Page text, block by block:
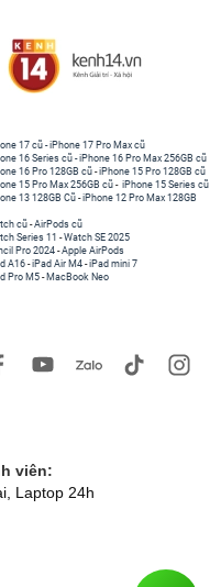
17 cũ-iPhone 17 Pro Max cũ
16 Series cũ - iPhone 16 Pro Max 256GB cũ
16 Pro 128GB cũ-iPhone 15 Pro 128GB cũ
15 Pro Max 256GB cũ - iPhone 15 Series cũ
13 128GB Cũ -iPhone 12 Pro Max 128GB
cũ -AirPods cũ
Series 11 -Watch SE 2025
Pro 2024-Apple AirPods
A16-iPad Air M4 -iPad mini 7
Pro M5 - MacBook Neo
viên:
Laptop 24h